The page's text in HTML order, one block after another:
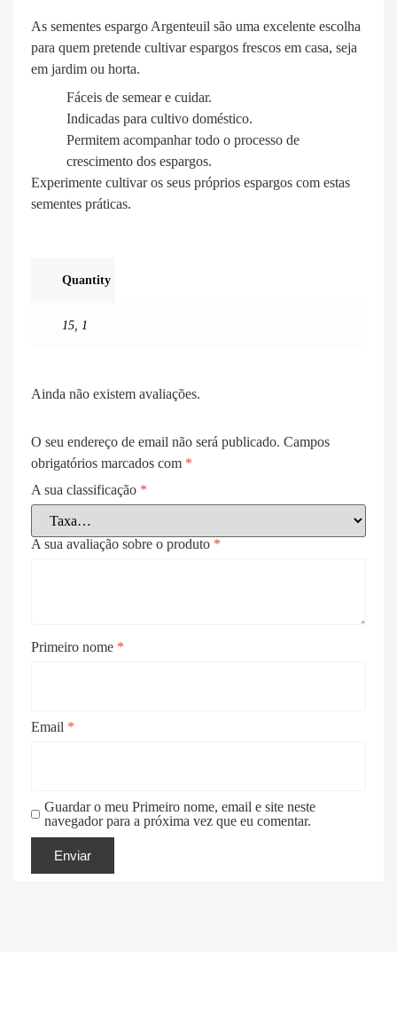
As sementes espargo Argenteuil são uma excelente escolha
para quem pretende cultivar espargos frescos em casa, seja
em jardim ou horta.
Fáceis de semear e cuidar.
Indicadas para cultivo doméstico.
Permitem acompanhar todo o processo de
crescimento dos espargos.
Experimente cultivar os seus próprios espargos com estas
sementes práticas.
Quantity
15, 1
Ainda não existem avaliações.
O seu endereço de email não será publicado. Campos
obrigatórios marcados com *
A sua classificação *
A sua avaliação sobre o produto *
Primeiro nome *
Email *
Guardar o meu Primeiro nome, email e site neste
navegador para a próxima vez que eu comentar.